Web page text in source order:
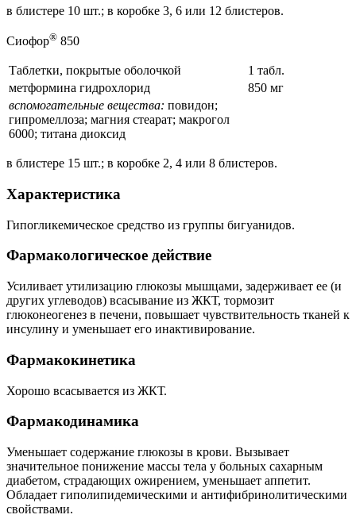
в блистере 10 шт.; в коробке 3, 6 или 12 блистеров.
Сиофор® 850
Таблетки, покрытые оболочкой
1 табл.
метформина гидрохлорид
850 мг
вспомогательные вещества: повидон;
гипромеллоза; магния стеарат; макрогол
6000; титана диоксид
в блистере 15 шт.; в коробке 2, 4 или 8 блистеров.
Характеристика
Гипогликемическое средство из группы бигуанидов.
Фармакологическое действие
Усиливает утилизацию глюкозы мышцами, задерживает ее (и
других углеводов) всасывание из ЖКТ, тормозит
глюконеогенез в печени, повышает чувствительность тканей к
инсулину и уменьшает его инактивирование.
Фармакокинетика
Хорошо всасывается из ЖКТ.
Фармакодинамика
Уменьшает содержание глюкозы в крови. Вызывает
значительное понижение массы тела у больных сахарным
диабетом, страдающих ожирением, уменьшает аппетит.
Обладает гиполипидемическими и антифибринолитическими
свойствами.